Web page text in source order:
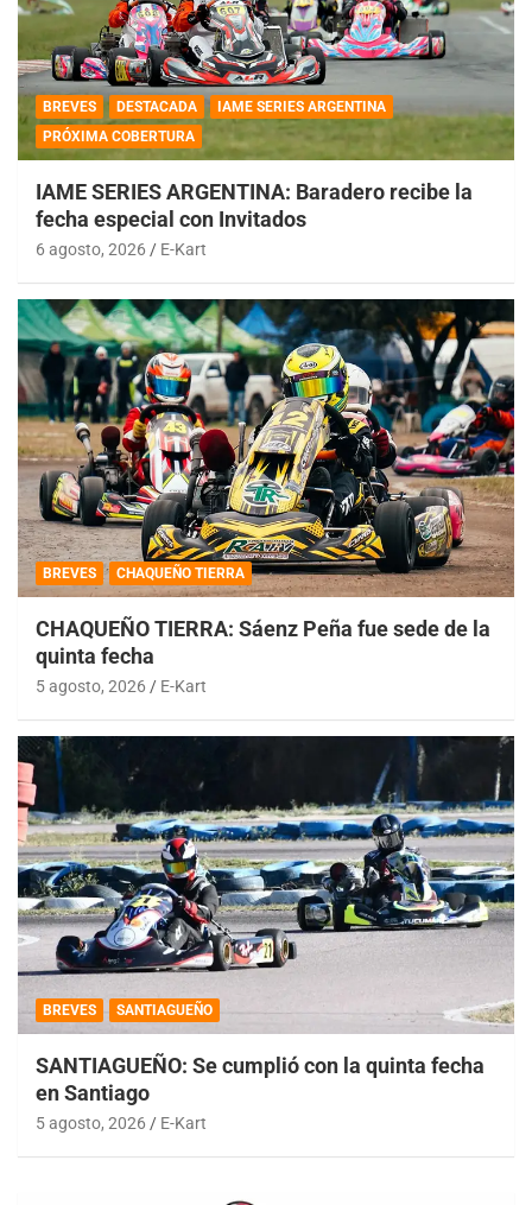
BREVES DESTACADA
IAME SERIES ARGENTINA
PRÓXIMA COBERTURA
IAME SERIES ARGENTINA: Baradero recibe la
fecha especial con Invitados
6 agosto, 2026 E-Kart
BREVES CHAQUEÑO TIERRA
CHAQUEÑO TIERRA: Sáenz Peña fue sede de la
quinta fecha
5 agosto, 2026 E-Kart
BREVES SANTIAGUEÑO
SANTIAGUEÑO: Se cumplió con la quinta fecha
en Santiago
5 agosto, 2026 E-Kart